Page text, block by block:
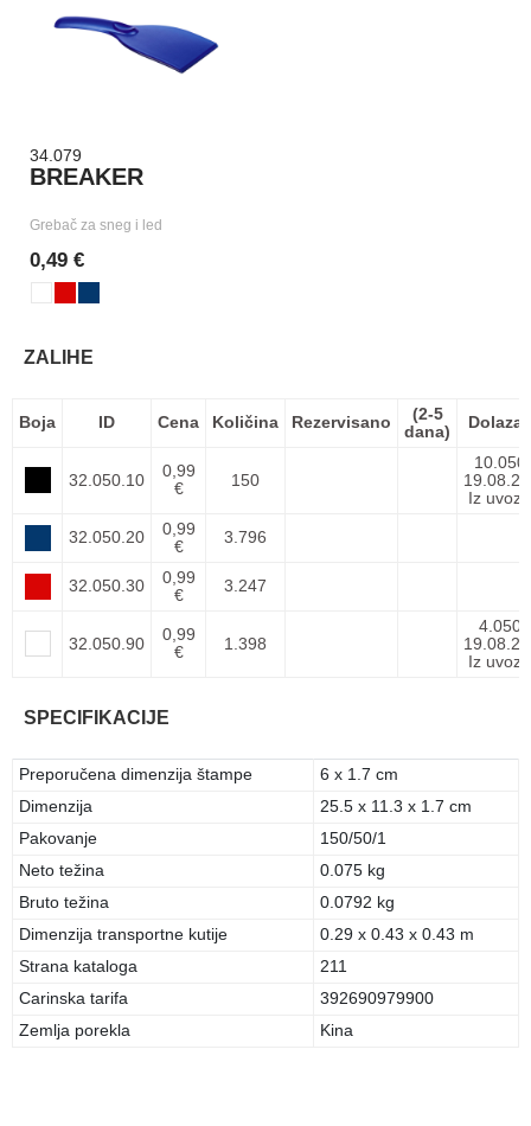
34.079
BREAKER
Grebač za sneg i led
0,49 €
ZALIHE
Boja ID Cena Količina Rezervisano
(2-5
dana)
Dolazak
32.050.10
0,99
€
150
10.050
Iz uvoza
32.050.20
0,99
€
3.796
32.050.30
0,99
€
3.247
32.050.90
0,99
€
1.398
4.050
Iz uvoza
SPECIFIKACIJE
Preporučena dimenzija štampe
6 x 1.7 cm
Dimenzija
25.5 x 11.3 x 1.7 cm
Pakovanje
150/50/1
Neto težina
0.075 kg
Bruto težina
0.0792 kg
Dimenzija transportne kutije
0.29 x 0.43 x 0.43 m
Strana kataloga
211
Carinska tarifa
392690979900
Zemlja porekla
Kina